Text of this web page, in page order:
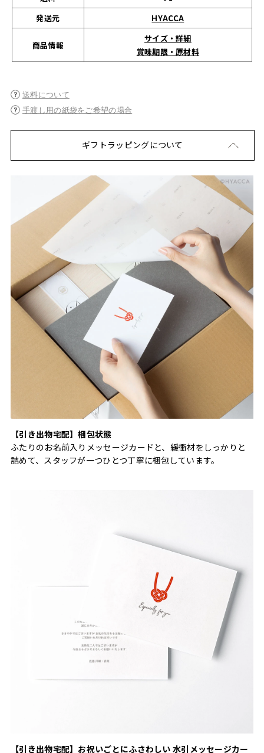
発送元
HYACCA
商品情報
サイズ・詳細
賞味期限・原材料
送料について
手渡し用の紙袋をご希望の場合
ギフトラッピングについて
【引き出物宅配】梱包状態
ふたりのお名前入りメッセージカードと、緩衝材をしっかりと
詰めて、スタッフが一つひとつ丁寧に梱包しています。
【引き出物宅配】お祝いごとにふさわしい 水引メッセージカー